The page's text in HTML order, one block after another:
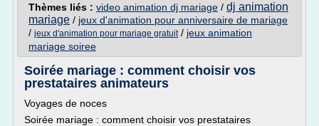
Thèmes liés : video animation dj mariage / dj animation
mariage / jeux d'animation pour anniversaire de mariage
/ jeux d'animation pour mariage gratuit/ jeux animation
mariage soiree
Soirée mariage : comment choisir vos
prestataires animateurs
Voyages de noces
Soirée mariage : comment choisir vos prestataires